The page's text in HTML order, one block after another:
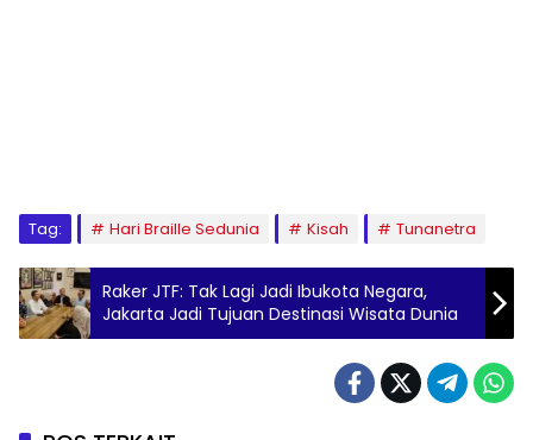
Tag: Hari Braille Sedunia Kisah Tunanetra
Raker JTF: Tak Lagi Jadi Ibukota Negara,
Jakarta Jadi Tujuan Destinasi Wisata Dunia